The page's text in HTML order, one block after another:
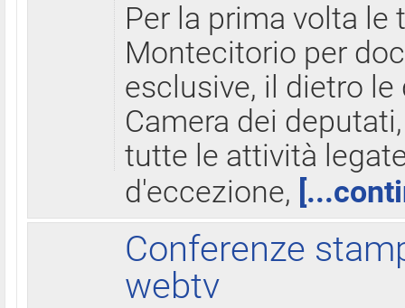
Per la prima volta le
Montecitorio per
esclusive, il dietro
Camera dei
tutte le attività
d'eccezione,
Conferenze
webtv